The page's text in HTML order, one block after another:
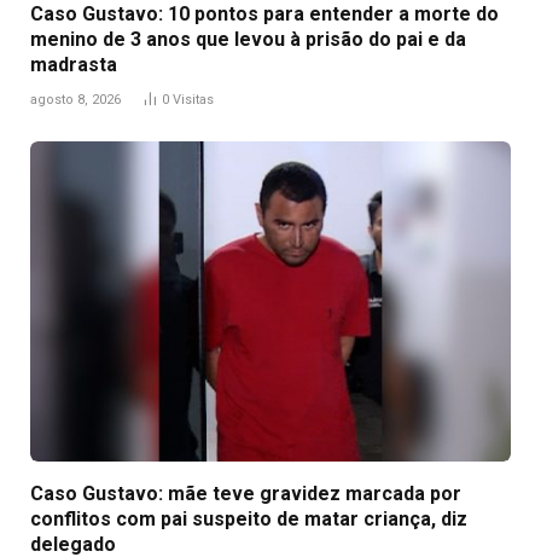
Caso Gustavo: 10 pontos para entender a morte do
menino de 3 anos que levou à prisão do pai e da
madrasta
agosto 8, 2026 0 Visitas
Caso Gustavo: mãe teve gravidez marcada por
conflitos com pai suspeito de matar criança, diz
delegado